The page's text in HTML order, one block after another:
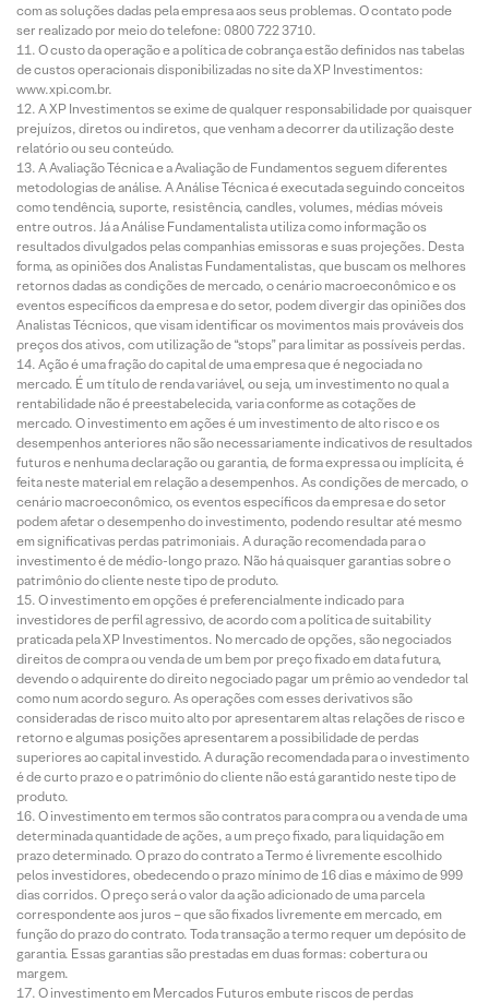
com as soluções dadas pela empresa aos seus problemas. O contato pode
ser realizado por meio do telefone: 0800 722 3710.
O custo da operação e a política de cobrança estão definidos nas tabelas
de custos operacionais disponibilizadas no site da XP Investimentos:
www.xpi.com.br.
A XP Investimentos se exime de qualquer responsabilidade por quaisquer
prejuízos, diretos ou indiretos, que venham a decorrer da utilização deste
relatório ou seu conteúdo.
A Avaliação Técnica e a Avaliação de Fundamentos seguem diferentes
metodologias de análise. A Análise Técnica é executada seguindo conceitos
como tendência, suporte, resistência, candles, volumes, médias móveis
entre outros. Já a Análise Fundamentalista utiliza como informação os
resultados divulgados pelas companhias emissoras e suas projeções. Desta
forma, as opiniões dos Analistas Fundamentalistas, que buscam os melhores
retornos dadas as condições de mercado, o cenário macroeconômico e os
eventos específicos da empresa e do setor, podem divergir das opiniões dos
Analistas Técnicos, que visam identificar os movimentos mais prováveis dos
preços dos ativos, com utilização de “stops” para limitar as possíveis perdas.
Ação é uma fração do capital de uma empresa que é negociada no
mercado. É um título de renda variável, ou seja, um investimento no qual a
rentabilidade não é preestabelecida, varia conforme as cotações de
mercado. O investimento em ações é um investimento de alto risco e os
desempenhos anteriores não são necessariamente indicativos de resultados
futuros e nenhuma declaração ou garantia, de forma expressa ou implícita, é
feita neste material em relação a desempenhos. As condições de mercado, o
cenário macroeconômico, os eventos específicos da empresa e do setor
podem afetar o desempenho do investimento, podendo resultar até mesmo
em significativas perdas patrimoniais. A duração recomendada para o
investimento é de médio-longo prazo. Não há quaisquer garantias sobre o
patrimônio do cliente neste tipo de produto.
O investimento em opções é preferencialmente indicado para
investidores de perfil agressivo, de acordo com a política de suitability
praticada pela XP Investimentos. No mercado de opções, são negociados
direitos de compra ou venda de um bem por preço fixado em data futura,
devendo o adquirente do direito negociado pagar um prêmio ao vendedor tal
como num acordo seguro. As operações com esses derivativos são
consideradas de risco muito alto por apresentarem altas relações de risco e
retorno e algumas posições apresentarem a possibilidade de perdas
superiores ao capital investido. A duração recomendada para o investimento
é de curto prazo e o patrimônio do cliente não está garantido neste tipo de
produto.
O investimento em termos são contratos para compra ou a venda de uma
determinada quantidade de ações, a um preço fixado, para liquidação em
prazo determinado. O prazo do contrato a Termo é livremente escolhido
pelos investidores, obedecendo o prazo mínimo de 16 dias e máximo de 999
dias corridos. O preço será o valor da ação adicionado de uma parcela
correspondente aos juros – que são fixados livremente em mercado, em
função do prazo do contrato. Toda transação a termo requer um depósito de
garantia. Essas garantias são prestadas em duas formas: cobertura ou
margem.
O investimento em Mercados Futuros embute riscos de perdas